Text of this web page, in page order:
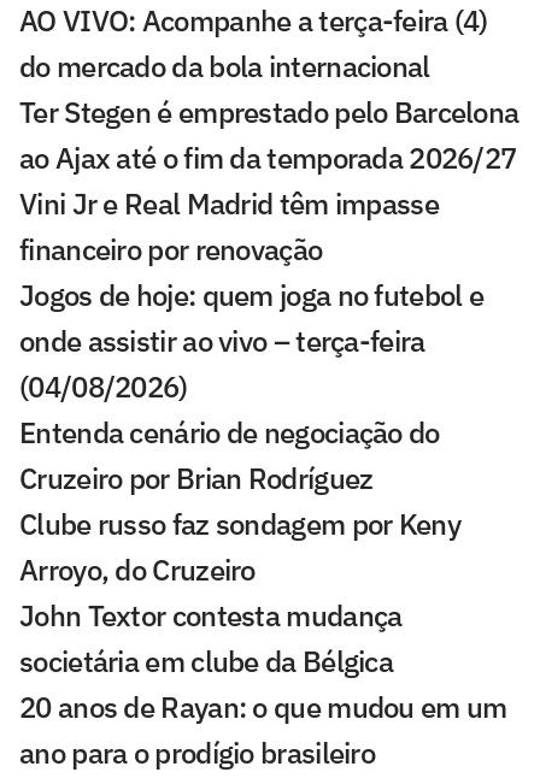
AO VIVO: Acompanhe a terça-feira (4)
do mercado da bola internacional
Ter Stegen é emprestado pelo Barcelona
ao Ajax até o fim da temporada 2026/27
Vini Jr e Real Madrid têm impasse
financeiro por renovação
Jogos de hoje: quem joga no futebol e
onde assistir ao vivo – terça-feira
(04/08/2026)
Entenda cenário de negociação do
Cruzeiro por Brian Rodríguez
Clube russo faz sondagem por Keny
Arroyo, do Cruzeiro
John Textor contesta mudança
societária em clube da Bélgica
20 anos de Rayan: o que mudou em um
ano para o prodígio brasileiro